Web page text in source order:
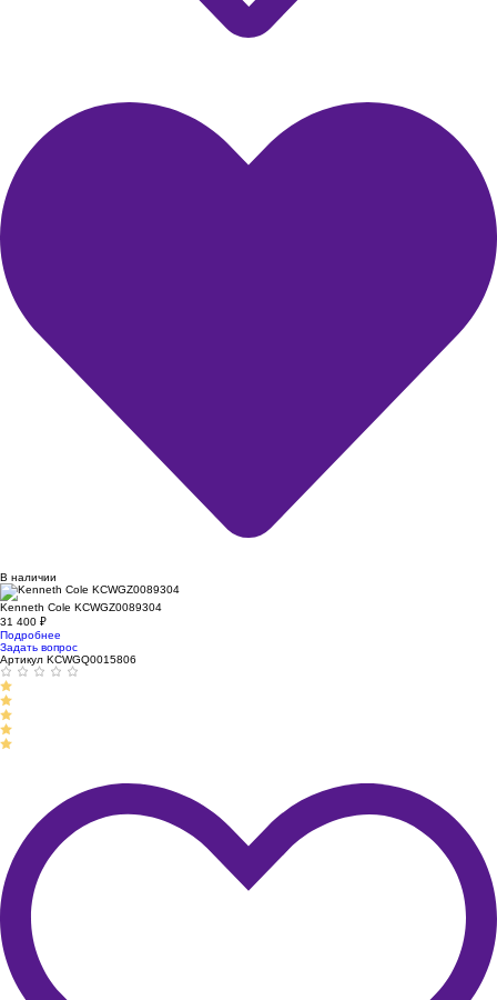
В наличии
Kenneth Cole KCWGZ0089304
31 400 ₽
Подробнее
Задать вопрос
Артикул KCWGQ0015806